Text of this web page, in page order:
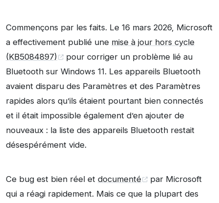
Commençons par les faits. Le 16 mars 2026, Microsoft
a effectivement publié une mise à jour hors cycle
(KB5084897)
pour corriger un problème lié au
Bluetooth sur Windows 11. Les appareils Bluetooth
avaient disparu des Paramètres et des Paramètres
rapides alors qu’ils étaient pourtant bien connectés
et il était impossible également d’en ajouter de
nouveaux : la liste des appareils Bluetooth restait
désespérément vide.
Ce bug est bien réel et documenté
par Microsoft
qui a réagi rapidement. Mais ce que la plupart des